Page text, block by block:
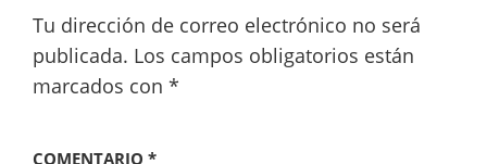
Tu dirección de correo electrónico no será
publicada. Los campos obligatorios están
marcados con *
COMENTARIO *